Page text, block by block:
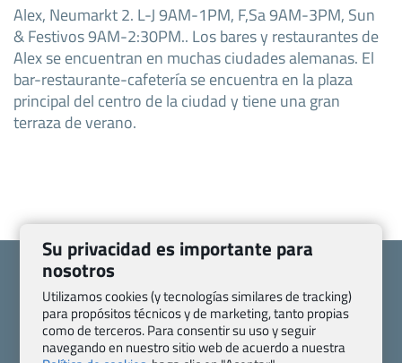
Alex, Neumarkt 2. L-J 9AM-1PM, F,Sa 9AM-3PM, Sun
& Festivos 9AM-2:30PM.. Los bares y restaurantes de
Alex se encuentran en muchas ciudades alemanas. El
bar-restaurante-cafetería se encuentra en la plaza
principal del centro de la ciudad y tiene una gran
terraza de verano.
Quienes somos
Contacto
Pasaporte, Visado, Salud y otras disposiciones específicas
Su privacidad es importante para
nosotros
Utilizamos cookies (y tecnologías similares de tracking)
para propósitos técnicos y de marketing, tanto propias
como de terceros. Para consentir su uso y seguir
navegando en nuestro sitio web de acuerdo a nuestra